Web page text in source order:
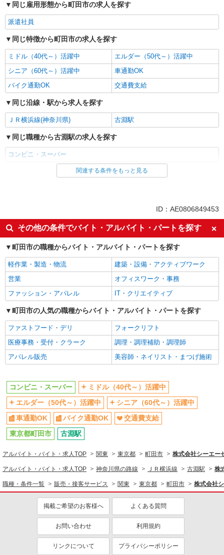
同じ雇用形態から町田市の求人を探す
派遣社員
同じ特徴から町田市の求人を探す
ミドル（40代～）活躍中
エルダー（50代～）活躍中
シニア（60代～）活躍中
車通勤OK
バイク通勤OK
交通費支給
同じ沿線・駅から求人を探す
ＪＲ横浜線(神奈川県) 古淵駅
同じ職種から古淵駅の求人を探す
コンビニ・スーパー
同じ雇用形態から古淵駅の求人を探す
ミドル（40代～）活躍中
エルダー（50代～）活躍中
シニア（60代～）活躍中
車通勤OK
バイク通勤OK
交通費支給
同じ職種から求人を探す
販売・接客サービス
コンビニ・スーパー
同じ特徴から求人を探す
ミドル（40代～）活躍中
車通勤OK
交通費支給
関連する条件をもっと見る
ID：AE0806849453
その他の条件でバイト・アルバイト・パートを探す
町田市の職種からバイト・アルバイト・パートを探す
軽作業・製造・物流
建築・設備・アクティブワーク
営業
オフィスワーク・事務
ファッション・アパレル
IT・クリエイティブ
町田市の人気の職種からバイト・アルバイト・パートを探す
ファストフード・デリ
フォークリフト
医療事務・受付・クラーク
調理・調理補助・調理師
アパレル販売
美容師・ネイリスト・まつげ施術
コンビニ・スーパー
ミドル（40代～）活躍中
エルダー（50代～）活躍中
シニア（60代～）活躍中
車通勤OK
バイク通勤OK
交通費支給
東京都町田市
古淵駅
アルバイト・バイト・求人TOP 関東 東京都 町田市 株式会社シーエー
アルバイト・バイト・求人TOP 神奈川県の路線 ＪＲ横浜線 古淵駅 株
職種・条件一覧 販売・接客サービス 関東 東京都 町田市 株式会社
掲載ご希望のお客様へ よくある質問
お問い合わせ 利用規約
リンクについて プライバシーポリシー